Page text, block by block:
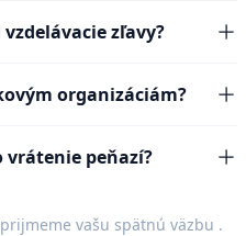
zľavy?
organizáciám?
vrátenie peňazí?
vašu spätnú väzbu .